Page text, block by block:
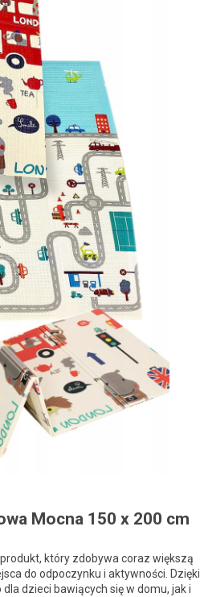
Mocna 150 x 200 cm
który zdobywa coraz większą
do odpoczynku i aktywności. Dzięki
dzieci bawiących się w domu, jak i